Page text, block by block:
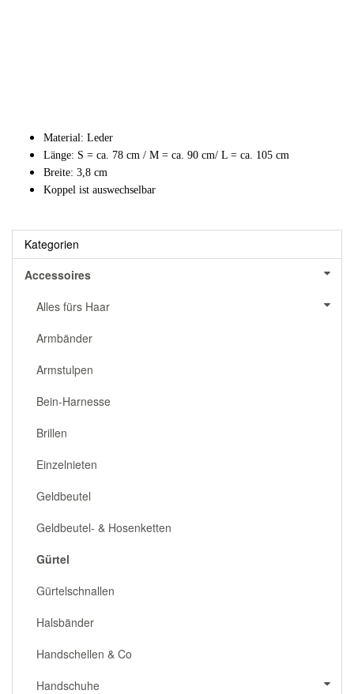
Material: Leder
Länge: S = ca. 78 cm / M = ca. 90 cm/ L = ca. 105 cm
Breite: 3,8 cm
Koppel ist auswechselbar
Kategorien
Accessoires
Alles fürs Haar
Armbänder
Armstulpen
Bein-Harnesse
Brillen
Einzelnieten
Geldbeutel
Geldbeutel- & Hosenketten
Gürtel
Gürtelschnallen
Halsbänder
Handschellen & Co
Handschuhe